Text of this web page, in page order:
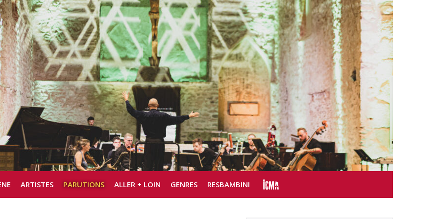
ARTISTES PARUTIONS ALLER + LOIN GENRES RESBAMBINI